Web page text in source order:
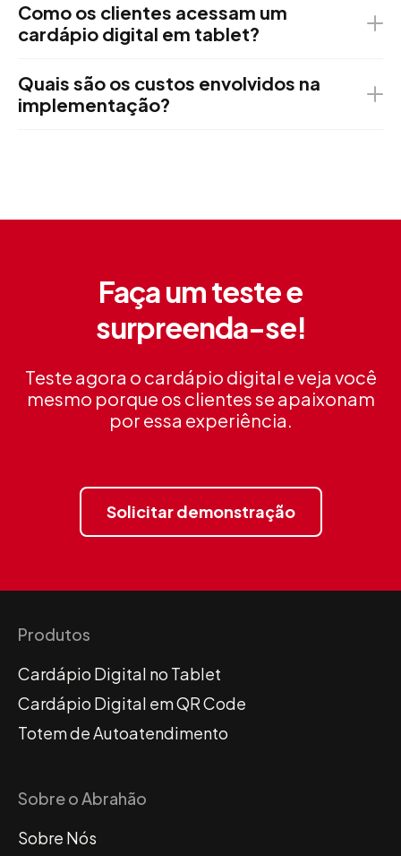
Como os clientes acessam um
cardápio digital em tablet?
Quais são os custos envolvidos na
implementação?
Faça um teste e
surpreenda-se!
Teste agora o cardápio digital e veja você
mesmo porque os clientes se apaixonam
por essa experiência.
Solicitar demonstração
Produtos
Cardápio Digital no Tablet
Cardápio Digital em QR Code
Totem de Autoatendimento
Sobre o Abrahão
Sobre Nós